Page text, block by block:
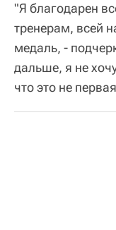
"Я благодарен
тренерам, всей
медаль, -
дальше, я не
что это не